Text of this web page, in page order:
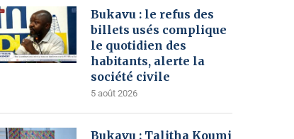
Bukavu : le refus des
billets usés complique
le quotidien des
habitants, alerte la
société civile
5 août 2026
Bukavu : Talitha Koumi